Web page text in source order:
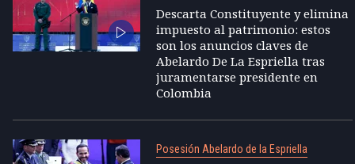
Descarta Constituyente y elimina
impuesto al patrimonio: estos
son los anuncios claves de
Abelardo De La Espriella tras
juramentarse presidente en
Colombia
Posesión Abelardo de la Espriella